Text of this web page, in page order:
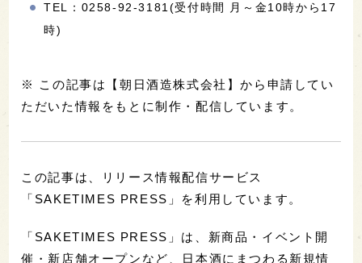
TEL：0258-92-3181(受付時間 月～金10時から17
時)
※ この記事は【朝日酒造株式会社】から申請してい
ただいた情報をもとに制作・配信しています。
この記事は、リリース情報配信サービス
「SAKETIMES PRESS」を利用しています。
「SAKETIMES PRESS」は、新商品・イベント開
催・新店舗オープンなど、日本酒にまつわる新規情